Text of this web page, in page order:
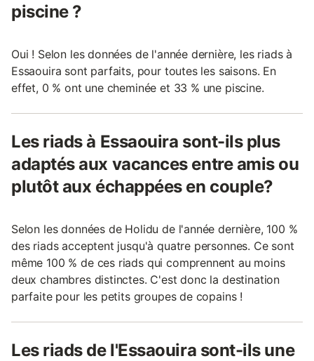
piscine ?
Oui ! Selon les données de l'année dernière, les riads à
Essaouira sont parfaits, pour toutes les saisons. En
effet, 0 % ont une cheminée et 33 % une piscine.
Les riads à Essaouira sont-ils plus
adaptés aux vacances entre amis ou
plutôt aux échappées en couple?
Selon les données de Holidu de l'année dernière, 100 %
des riads acceptent jusqu'à quatre personnes. Ce sont
même 100 % de ces riads qui comprennent au moins
deux chambres distinctes. C'est donc la destination
parfaite pour les petits groupes de copains !
Les riads de l'Essaouira sont-ils une